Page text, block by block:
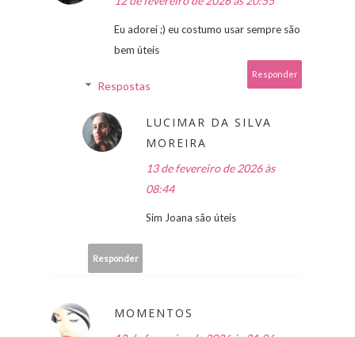
Eu adorei ;) eu costumo usar sempre são
bem úteis
Responder
Respostas
LUCIMAR DA SILVA
MOREIRA
13 de fevereiro de 2026 às
08:44
Sim Joana são úteis
Responder
MOMENTOS